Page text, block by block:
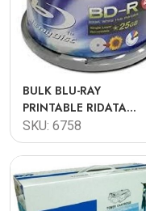
BULK BLU-RAY
PRINTABLE RIDATA
25GB X50
SKU: 6758